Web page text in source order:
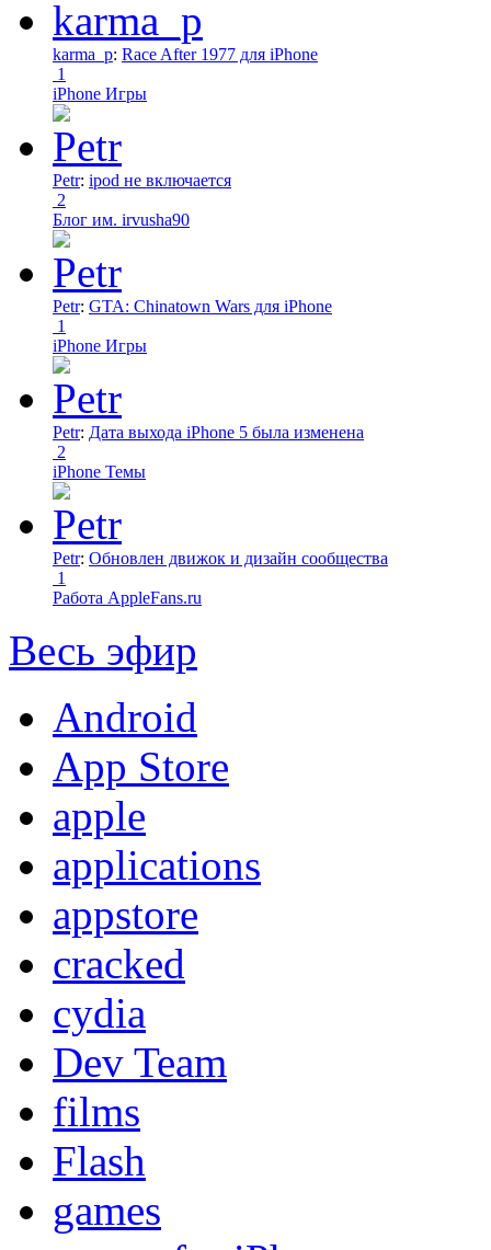
karma_p: Race After 1977 для iPhone
1
iPhone Игры
Petr: ipod не включается
2
Блог им. irvusha90
Petr: GTA: Chinatown Wars для iPhone
1
iPhone Игры
Petr: Дата выхода iPhone 5 была изменена
2
iPhone Темы
Petr: Обновлен движок и дизайн сообщества
1
Работа AppleFans.ru
Весь эфир
Android
App Store
apple
applications
appstore
cracked
cydia
Dev Team
films
Flash
games